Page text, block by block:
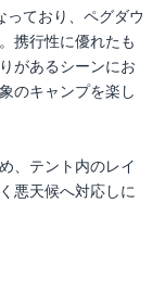
っており、ペグダウ
携行性に優れたも
があるシーンにお
のキャンプを楽し
、テント内のレイ
悪天候へ対応しに